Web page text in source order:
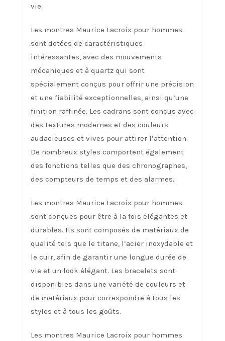
vie.
Les montres Maurice Lacroix pour hommes
sont dotées de caractéristiques
intéressantes, avec des mouvements
mécaniques et à quartz qui sont
spécialement conçus pour offrir une précision
et une fiabilité exceptionnelles, ainsi qu’une
finition raffinée. Les cadrans sont conçus avec
des textures modernes et des couleurs
audacieuses et vives pour attirer l’attention.
De nombreux styles comportent également
des fonctions telles que des chronographes,
des compteurs de temps et des alarmes.
Les montres Maurice Lacroix pour hommes
sont conçues pour être à la fois élégantes et
durables. Ils sont composés de matériaux de
qualité tels que le titane, l’acier inoxydable et
le cuir, afin de garantir une longue durée de
vie et un look élégant. Les bracelets sont
disponibles dans une variété de couleurs et
de matériaux pour correspondre à tous les
styles et à tous les goûts.
Les montres Maurice Lacroix pour hommes